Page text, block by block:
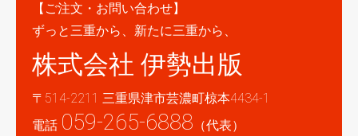
【ご注文・お問い合わせ】
ずっと三重から、新たに三重から、
株式会社 伊勢出版
〒514-2211 三重県津市芸濃町椋本4434-1
電話 059-265-6888 （代表）